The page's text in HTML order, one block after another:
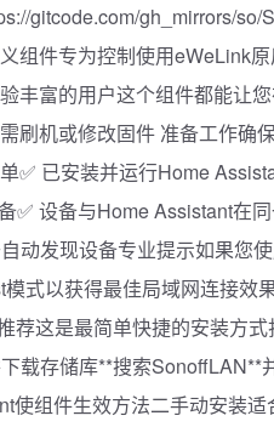
gitcode.com/gh_mirrors/
组件专为控制使用eWeLink
丰富的用户这个组件都能让
刷机或修改固件 准备工作确
✅ 已安装并运行Home
✅ 设备与Home Assistant在
动发现设备专业提示如果您
式以获得最佳局域网连接效
荐这是最简单快捷的安装方
载存储库**搜索SonoffLAN**
使组件生效方法二手动安装